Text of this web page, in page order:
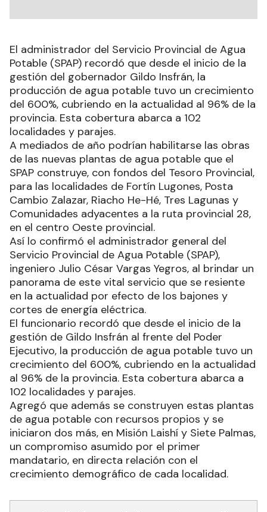
El administrador del Servicio Provincial de Agua
Potable (SPAP) recordó que desde el inicio de la
gestión del gobernador Gildo Insfrán, la
producción de agua potable tuvo un crecimiento
del 600%, cubriendo en la actualidad al 96% de la
provincia. Esta cobertura abarca a 102
localidades y parajes.
A mediados de año podrían habilitarse las obras
de las nuevas plantas de agua potable que el
SPAP construye, con fondos del Tesoro Provincial,
para las localidades de Fortín Lugones, Posta
Cambio Zalazar, Riacho He-Hé, Tres Lagunas y
Comunidades adyacentes a la ruta provincial 28,
en el centro Oeste provincial.
Así lo confirmó el administrador general del
Servicio Provincial de Agua Potable (SPAP),
ingeniero Julio César Vargas Yegros, al brindar un
panorama de este vital servicio que se resiente
en la actualidad por efecto de los bajones y
cortes de energía eléctrica.
El funcionario recordó que desde el inicio de la
gestión de Gildo Insfrán al frente del Poder
Ejecutivo, la producción de agua potable tuvo un
crecimiento del 600%, cubriendo en la actualidad
al 96% de la provincia. Esta cobertura abarca a
102 localidades y parajes.
Agregó que además se construyen estas plantas
de agua potable con recursos propios y se
iniciaron dos más, en Misión Laishí y Siete Palmas,
un compromiso asumido por el primer
mandatario, en directa relación con el
crecimiento demográfico de cada localidad.